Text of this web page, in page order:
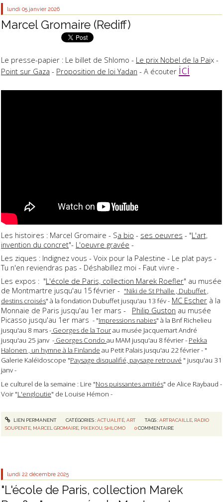
lundi 05 janvier 2026
Marcel Gromaire (Rediff)
Le presse-papier : Le billet de Shlomo - Le prix Nobel de la Paix -
Point sur Gaza - Proposition de loi Yadan - A écouter ici
Les histoires : Marcel Gromaire - Sa bio - ses oeuvres - "L'art,
invention du concret"- L'oeuvre gravée -
Les ziques : Indignez vous - Voix pour la Palestine - Le plat pays -
Tu n'en reviendras pas - Déshabillez moi - Faut vivre -
Les expos : "L'école de Paris, collection Marek Roefler" au musée
de Montmartre jusqu'au 15 février - "Niki de St Phalle , Dubuffet ,
destins croisés" à la fondation Dubuffet jusqu'au 13 fév - MC Escher à la
Monnaie de Paris jusqu'au 1er mars - Philip Guston au musée
Picasso jusqu'au 1er mars - "Impressions nabies" à la Bnf Richelieu
jusqu'au 8 mars - Georges de la Tourau musée Jacquemart André
jusqu'au 25 janv - Georges Condo au MAM jusqu'au 8 février - Pekka
Halonen , un hymne à la Finlande au Petit Palais jusqu'au 22 février - "
Galerie Kaléïdoscope "Paysage disqualifié, paysage retrouvé " jusqu'au 31
janv -
Le culturel de la semaine : Lire "Nos puissantes amitiés" de Alice Raybaud -
Voir "L'engloutie" de Louise Hémon -
LIEN PERMANENT CATÉGORIES :ACTUALITÉ, ART TAGS :ARTRACAILLE RADIO
SOUPENTE MARCEL GROMAIRE PIKEKOU ,SHLOMO 0 COMMENTAIRE
lundi 22 décembre 2025
"L'école de Paris, collection Marek